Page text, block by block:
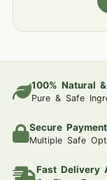
100% Natural
Pure & Safe
Secure
Multiple Safe
Fast Delivery